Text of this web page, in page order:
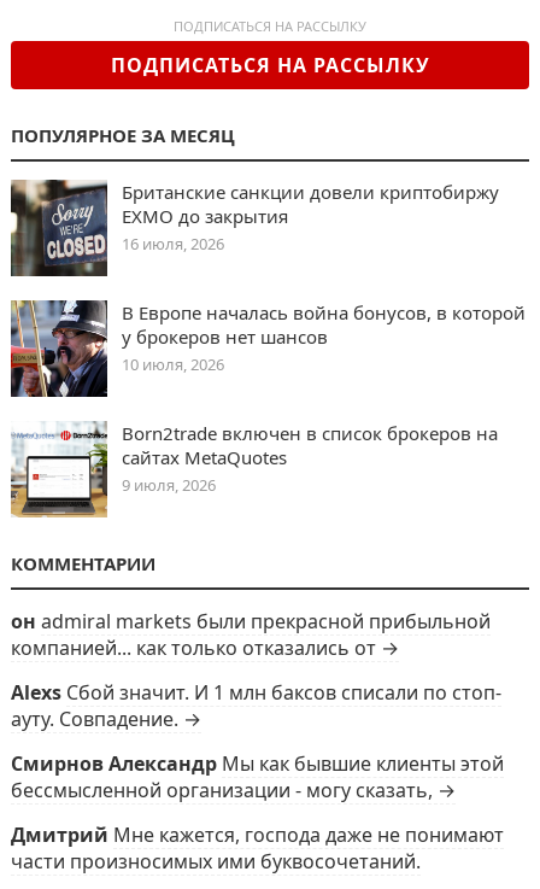
ПОДПИСАТЬСЯ НА РАССЫЛКУ
ПОДПИСАТЬСЯ НА РАССЫЛКУ
ПОПУЛЯРНОЕ ЗА МЕСЯЦ
Британские санкции довели криптобиржу
EXMO до закрытия
16 июля, 2026
В Европе началась война бонусов, в которой
у брокеров нет шансов
10 июля, 2026
Born2trade включен в список брокеров на
сайтах MetaQuotes
9 июля, 2026
КОММЕНТАРИИ
он admiral markets были прекрасной прибыльной
компанией... как только отказались от →
Alexs Сбой значит. И 1 млн баксов списали по стоп-
ауту. Совпадение. →
Смирнов Александр Мы как бывшие клиенты этой
бессмысленной организации - могу сказать, →
Дмитрий Мне кажется, господа даже не понимают
части произносимых ими буквосочетаний.